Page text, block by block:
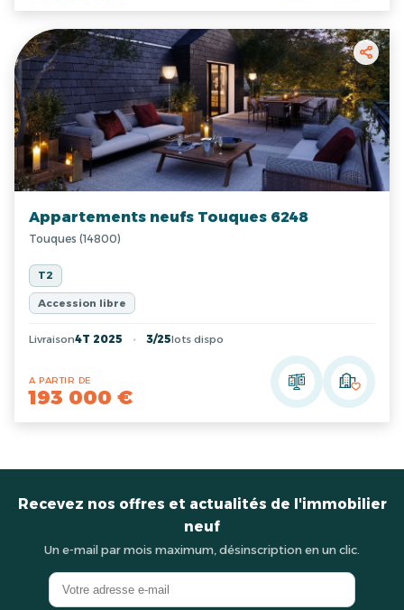
Appartements neufs Touques 6248
Touques (14800)
T2
Accession libre
Livraison4T 2025 3/25lots dispo
A PARTIR DE
193 000 €
Recevez nos offres et actualités de l'immobilier
neuf
Un e-mail par mois maximum, désinscription en un clic.